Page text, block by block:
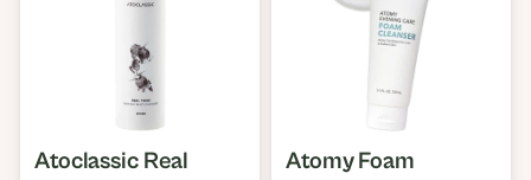
Atoclassic Real
Atomy Foam